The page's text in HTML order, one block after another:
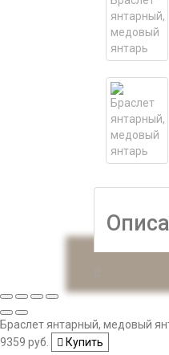
Браслет янтарный, медовый
9359 руб.
Купить